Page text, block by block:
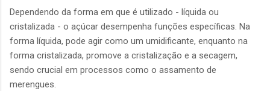
Dependendo da forma em que é utilizado - líquida ou
cristalizada - o açúcar desempenha funções específicas. Na
forma líquida, pode agir como um umidificante, enquanto na
forma cristalizada, promove a cristalização e a secagem,
sendo crucial em processos como o assamento de
merengues.